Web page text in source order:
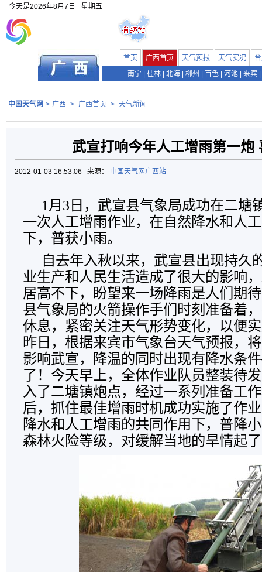
今天是2026年8月7日 星期五
首页 广西首页 天气预报 天气实况
南宁
桂林 北海 柳州 百色 河池 来宾
中国天气网 > 广西 > 广西首页 > 天气新闻
武宣打响今年人工增雨第一炮
2012-01-03 16:53:06 来源： 中国天气网广西站
1月3日，武宣县气象局成功在二塘
一次人工增雨作业，在自然降水和人
下，普获小雨。
自去年入秋以来，武宣县出现持久
业生产和人民生活造成了很大的影响
居高不下，盼望来一场降雨是人们期
县气象局的火箭操作手们时刻准备着
休息，紧密关注天气形势变化，以便
昨日，根据来宾市气象台天气预报，
影响武宣，降温的同时出现有降水条
了！今天早上，全体作业队员整装待
入了二塘镇炮点，经过一系列准备工
后，抓住最佳增雨时机成功实施了作
降水和人工增雨的共同作用下，普降
森林火险等级，对缓解当地的旱情起